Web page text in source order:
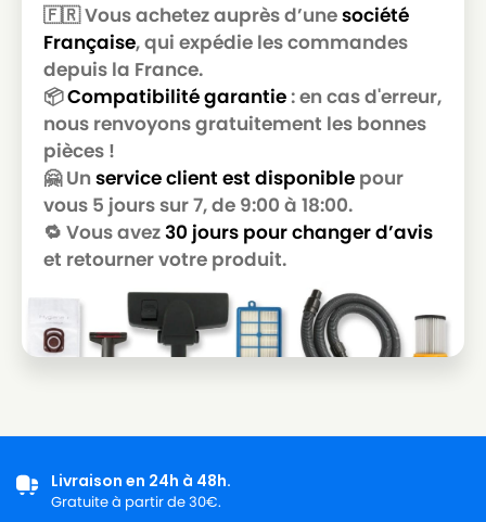
🇫🇷 Vous achetez auprès d’unesociété
Française, qui expédie les commandes
depuis la France.
📦Compatibilité garantie: en cas d'erreur,
nous renvoyons gratuitement les bonnes
pièces !
🤗 Un service client est disponible pour
vous 5 jours sur 7, de 9:00 à 18:00.
🔁 Vous avez30 jours pour changer d’avis
et retourner votre produit.
Livraison en 24h à 48h.
Gratuite à partir de 30€.